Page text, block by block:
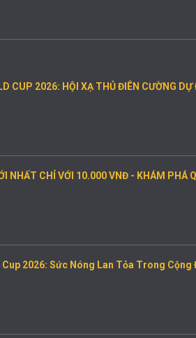
CUP 2026: HỘI XẠ THỦ ĐIÊN CƯỜNG
NHẤT CHỈ VỚI 10.000 VNĐ - KHÁM PHÁ
2026: Sức Nóng Lan Tỏa Trong Cộng